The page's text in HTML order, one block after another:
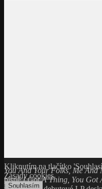
Kliknutím na tlačítko
Zásady cookies
Souhlasím
You And Your Folks, Me And
písněI Got A Thing, You Got